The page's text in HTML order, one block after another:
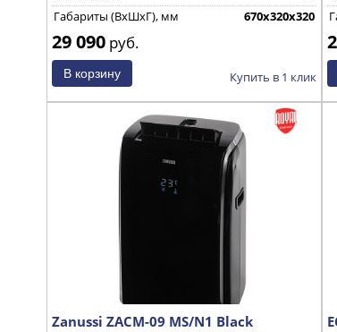
Габариты (ВхШхГ), мм
670х320х320
29 090руб.
Купить в 1 клик
Zanussi ZACM-09 MS/N1 Black